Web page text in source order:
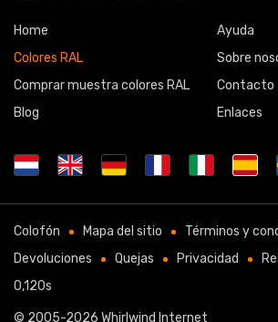
Home
Colores RAL
Comprar muestra colores RAL
Blog
Ayuda
Sobre
Contacto
Enlaces
Colofón Mapa del sitio
Términos y
Devoluciones
Quejas Privacidad
0,120s
© 2005-2026 Whirlwind Internet